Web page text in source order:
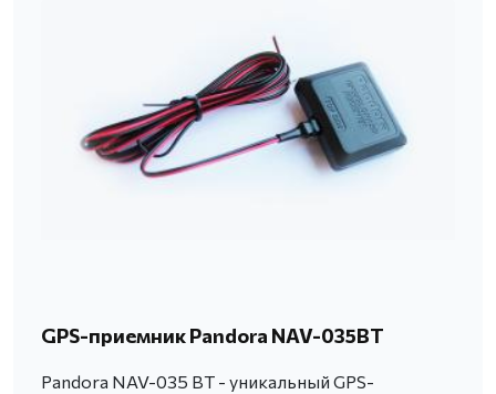
GPS-приемник Pandora NAV-035BT
Pandora NAV-035 BT - уникальный GPS-